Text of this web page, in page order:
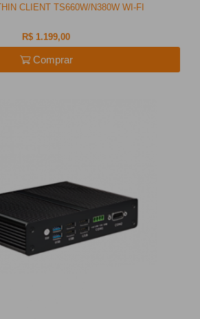
CLIENT TS660W/N380W WI-FI
R$ 1.199,00
Comprar